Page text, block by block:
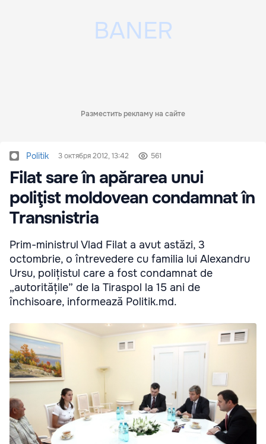
Разместить рекламу на сайте
Politik 3 октября 2012, 13:42 561
Filat sare în apărarea unui
poliţist moldovean condamnat în
Transnistria
Prim-ministrul Vlad Filat a avut astăzi, 3
octombrie, o întrevedere cu familia lui Alexandru
Ursu, polițistul care a fost condamnat de
„autoritățile” de la Tiraspol la 15 ani de
închisoare, informează Politik.md.